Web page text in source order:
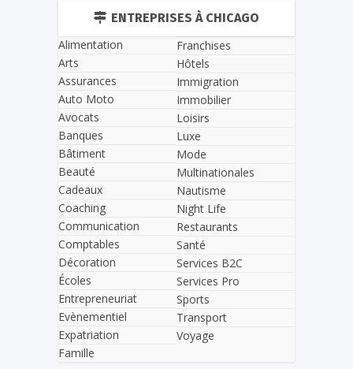
ENTREPRISES À CHICAGO
Alimentation
Arts
Assurances
Auto Moto
Avocats
Banques
Bâtiment
Beauté
Cadeaux
Coaching
Communication
Comptables
Décoration
Écoles
Entrepreneuriat
Evènementiel
Expatriation
Famille
Franchises
Hôtels
Immigration
Immobilier
Loisirs
Luxe
Mode
Multinationales
Nautisme
Night Life
Restaurants
Santé
Services B2C
Services Pro
Sports
Transport
Voyage